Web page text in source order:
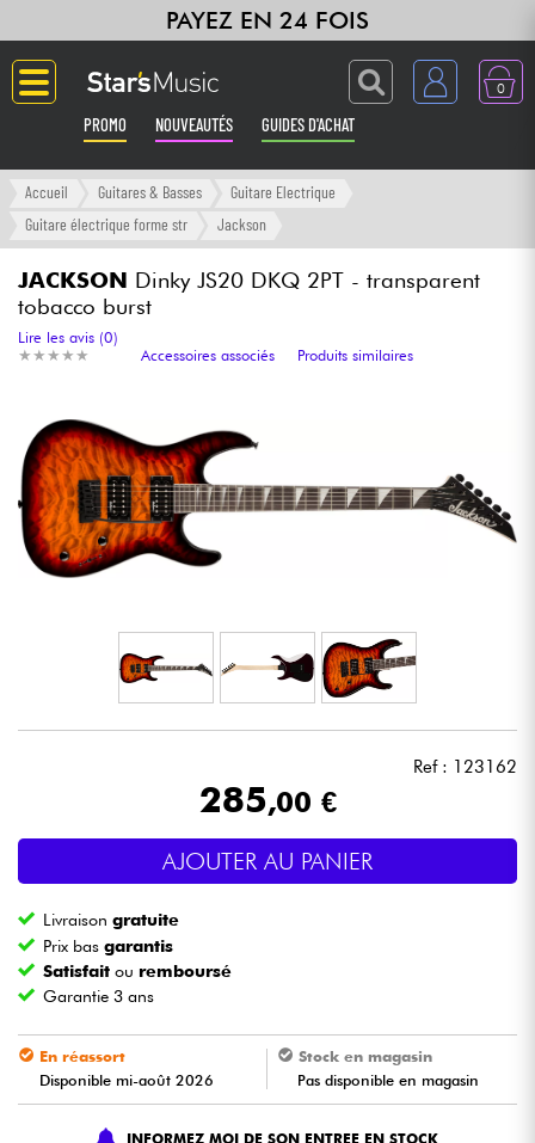
PAYEZ EN 24 FOIS
0
PROMO NOUVEAUTÉS GUIDES D'ACHAT
Langue
Amplis & Effets
Synthés & Sampleurs
Home Studio
Casques
Batteries & Percu
Vents
Violons & Quatuor
Eveil Musical
Câbles & Access.
Accueil Guitares & Basses
Guitare Electrique
Guitare électrique forme str
Jackson
JACKSON Dinky JS20 DKQ 2PT - transparent
tobacco burst
★ ★ ★ ★ ★
★ ★ ★ ★ ★
Lire les avis (0)
Accessoires associés
Produits similaires
Ref : 123162
285,00 €
AJOUTER AU PANIER
Livraisongratuite
Prix basgarantis
Satisfait ou remboursé
Garantie 3 ans
En réassort
Disponible mi-août 2026
Stock en magasin
Pas disponible en magasin
INFORMEZ MOI DE SON ENTREE EN STOCK